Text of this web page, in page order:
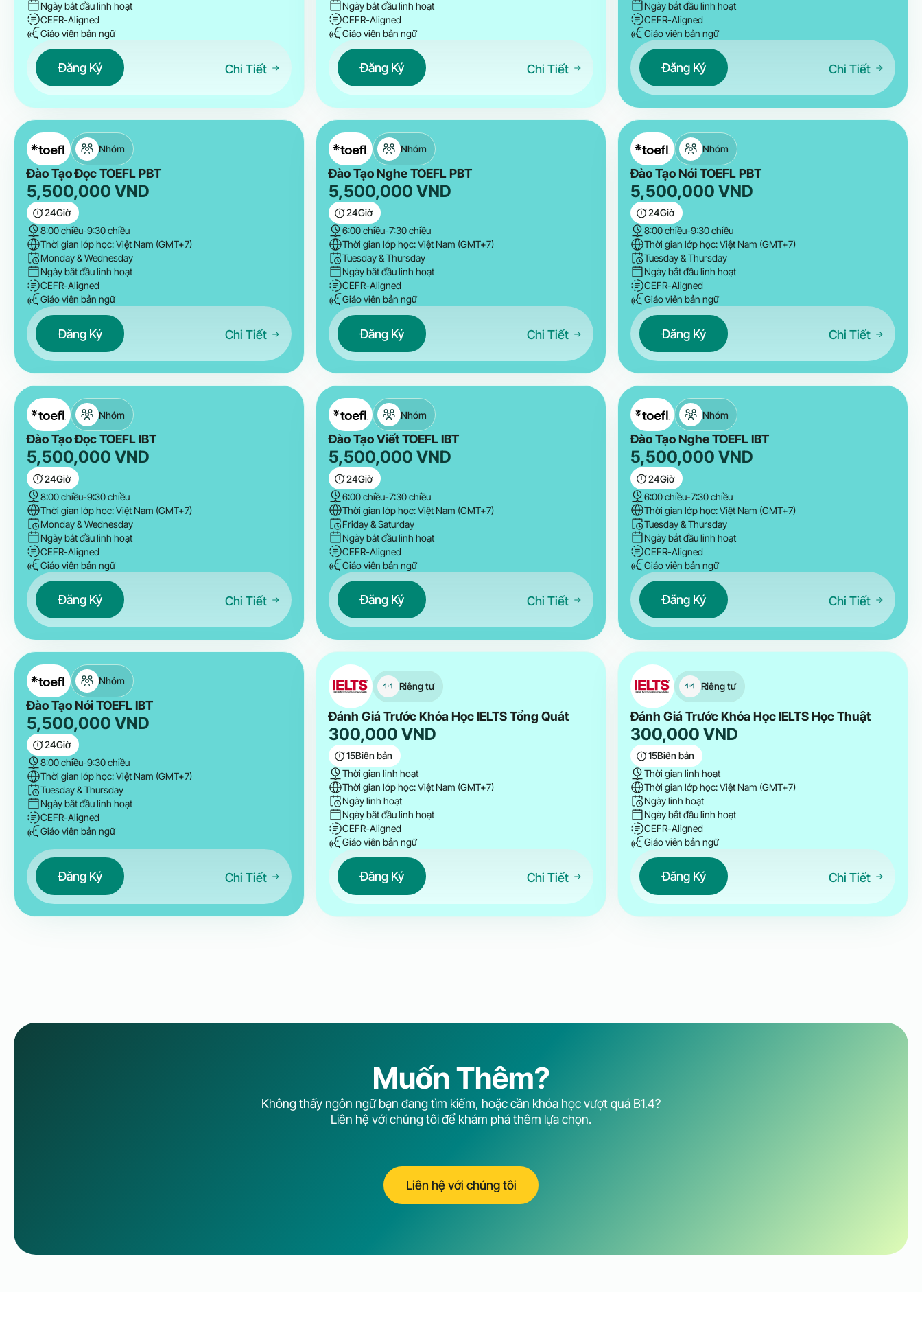
Ngày bắt đầu linh hoạt
CEFR-Aligned
Giáo viên bản ngữ
Đăng Ký Chi Tiết
Ngày bắt đầu linh hoạt
CEFR-Aligned
Giáo viên bản ngữ
Đăng Ký Chi Tiết
Ngày bắt đầu linh hoạt
CEFR-Aligned
Giáo viên bản ngữ
Đăng Ký Chi Tiết
Nhóm
Đào Tạo Đọc TOEFL PBT
5,500,000 VND
24Giờ
8:00 chiều-9:30 chiều
Thời gian lớp học: Việt Nam (GMT+7)
Monday & Wednesday
Ngày bắt đầu linh hoạt
CEFR-Aligned
Giáo viên bản ngữ
Đăng Ký Chi Tiết
Nhóm
Đào Tạo Nghe TOEFL PBT
5,500,000 VND
24Giờ
6:00 chiều-7:30 chiều
Thời gian lớp học: Việt Nam (GMT+7)
Tuesday & Thursday
Ngày bắt đầu linh hoạt
CEFR-Aligned
Giáo viên bản ngữ
Đăng Ký Chi Tiết
Nhóm
Đào Tạo Nói TOEFL PBT
5,500,000 VND
24Giờ
8:00 chiều-9:30 chiều
Thời gian lớp học: Việt Nam (GMT+7)
Tuesday & Thursday
Ngày bắt đầu linh hoạt
CEFR-Aligned
Giáo viên bản ngữ
Đăng Ký Chi Tiết
Nhóm
Đào Tạo Đọc TOEFL IBT
5,500,000 VND
24Giờ
8:00 chiều-9:30 chiều
Thời gian lớp học: Việt Nam (GMT+7)
Monday & Wednesday
Ngày bắt đầu linh hoạt
CEFR-Aligned
Giáo viên bản ngữ
Đăng Ký Chi Tiết
Nhóm
Đào Tạo Viết TOEFL IBT
5,500,000 VND
24Giờ
6:00 chiều-7:30 chiều
Thời gian lớp học: Việt Nam (GMT+7)
Friday & Saturday
Ngày bắt đầu linh hoạt
CEFR-Aligned
Giáo viên bản ngữ
Đăng Ký Chi Tiết
Nhóm
Đào Tạo Nghe TOEFL IBT
5,500,000 VND
24Giờ
6:00 chiều-7:30 chiều
Thời gian lớp học: Việt Nam (GMT+7)
Tuesday & Thursday
Ngày bắt đầu linh hoạt
CEFR-Aligned
Giáo viên bản ngữ
Đăng Ký Chi Tiết
Nhóm
Đào Tạo Nói TOEFL IBT
5,500,000 VND
24Giờ
8:00 chiều-9:30 chiều
Thời gian lớp học: Việt Nam (GMT+7)
Tuesday & Thursday
Ngày bắt đầu linh hoạt
CEFR-Aligned
Giáo viên bản ngữ
Đăng Ký Chi Tiết
Riêng tư
Đánh Giá Trước Khóa Học IELTS Tổng Quát
300,000 VND
15Biên bản
Thời gian linh hoạt
Thời gian lớp học: Việt Nam (GMT+7)
Ngày linh hoạt
Ngày bắt đầu linh hoạt
CEFR-Aligned
Giáo viên bản ngữ
Đăng Ký Chi Tiết
Riêng tư
Đánh Giá Trước Khóa Học IELTS Học Thuật
300,000 VND
15Biên bản
Thời gian linh hoạt
Thời gian lớp học: Việt Nam (GMT+7)
Ngày linh hoạt
Ngày bắt đầu linh hoạt
CEFR-Aligned
Giáo viên bản ngữ
Đăng Ký Chi Tiết
Muốn Thêm?
Không thấy ngôn ngữ bạn đang tìm kiếm, hoặc cần khóa học vượt quá B1.4?
Liên hệ với chúng tôi để khám phá thêm lựa chọn.
Liên hệ với chúng tôi